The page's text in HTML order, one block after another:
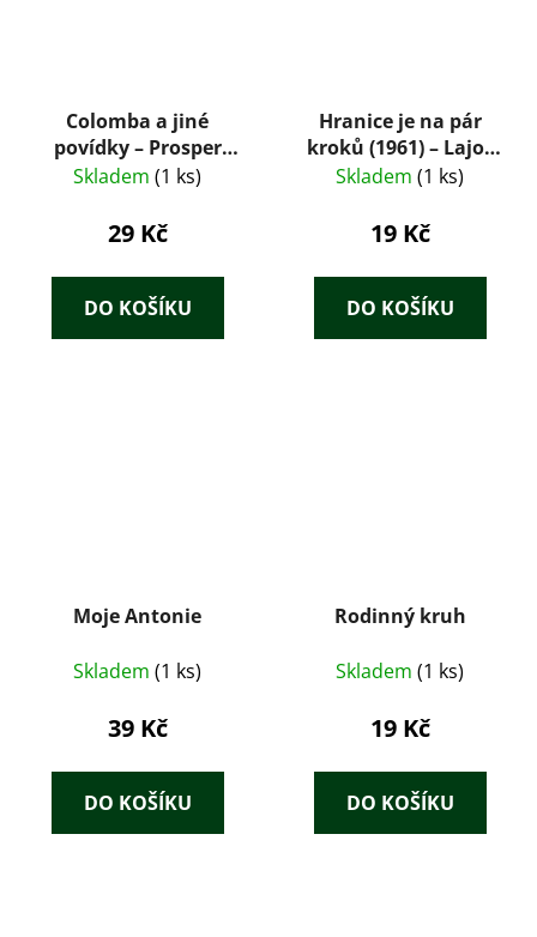
Colomba a jiné
povídky – Prosper
Mérimée (1959)
Skladem (1 ks)
29 Kč
DO KOŠÍKU
Hranice je na pár
kroků (1961) – Lajos
Mesterházi
Skladem (1 ks)
19 Kč
DO KOŠÍKU
Moje Antonie
Skladem (1 ks)
39 Kč
DO KOŠÍKU
Rodinný kruh
Skladem (1 ks)
19 Kč
DO KOŠÍKU